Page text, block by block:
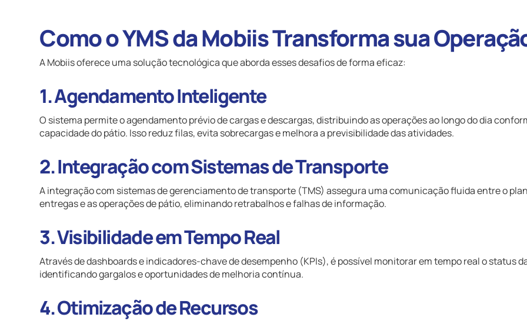
Como o YMS da Mobiis Transforma sua
A Mobiis oferece uma solução tecnológica que aborda esses desafios de forma eficaz:
1. Agendamento Inteligente
O sistema permite o agendamento prévio de cargas e descargas, distribuindo as operações ao longo do dia
capacidade do pátio. Isso reduz filas, evita sobrecargas e melhora a previsibilidade das atividades.
2. Integração com Sistemas de Transporte
A integração com sistemas de gerenciamento de transporte (TMS) assegura uma comunicação fluida entre o
entregas e as operações de pátio, eliminando retrabalhos e falhas de informação.
3. Visibilidade em Tempo Real
Através de dashboards e indicadores-chave de desempenho (KPIs), é possível monitorar em tempo real o status
identificando gargalos e oportunidades de melhoria contínua.
4. Otimização de Recursos